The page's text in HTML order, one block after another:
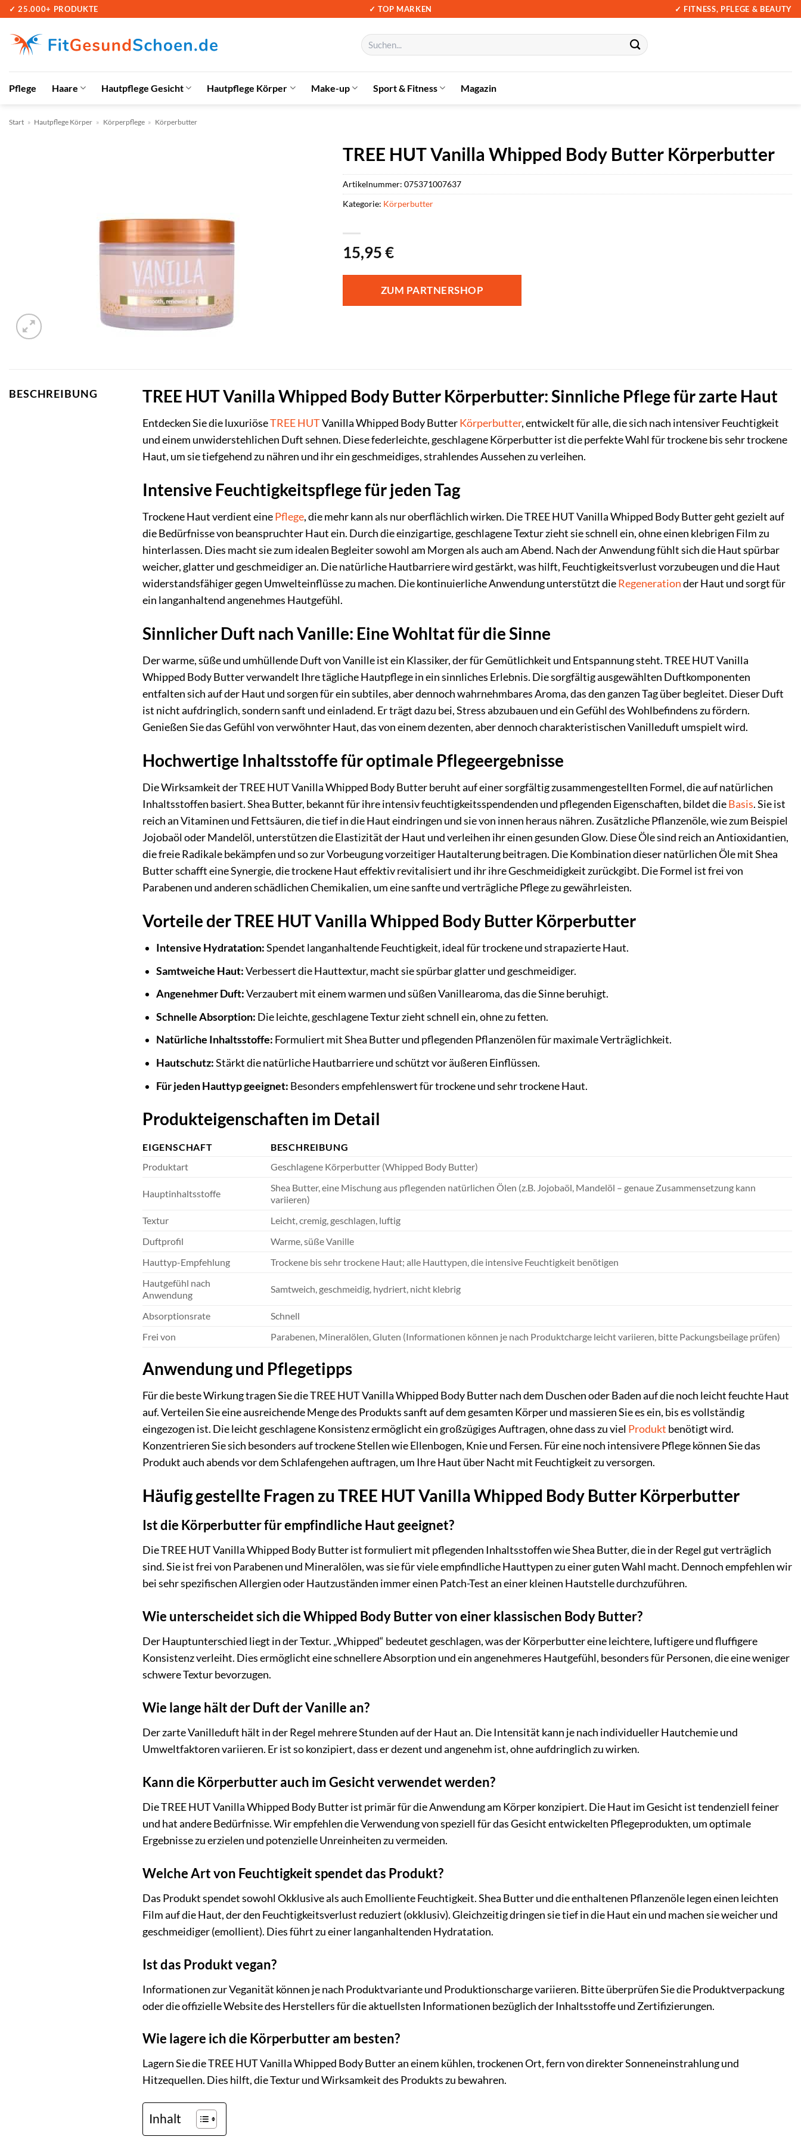
Zum
springen
✓ 25.000+ PRODUKTE ✓ TOP MARKEN ✓ FITNESS, PFLEGE & BEAUTY
Suchen
nach:
Pflege Haare Hautpflege Gesicht Hautpflege Körper Make-up Sport & Fitness Magazin
Start » Hautpflege Körper » Körperpflege » Körperbutter
TREE HUT Vanilla Whipped Body Butter Körperbutter
15,95€
ZUM PARTNERSHOP
Artikelnummer: 075371007637
Kategorie: Körperbutter
BESCHREIBUNG TREE HUT Vanilla Whipped Body Butter Körperbutter: Sinnliche Pflege für zarte Haut
Entdecken Sie die luxuriöseTREE HUTVanilla Whipped Body ButterKörperbutter, entwickelt für alle, die sich nach intensiver Feuchtigkeit
und einem unwiderstehlichen Duft sehnen. Diese federleichte, geschlagene Körperbutter ist die perfekte Wahl für trockene bis sehr trockene
Haut, um sie tiefgehend zu nähren und ihr ein geschmeidiges, strahlendes Aussehen zu verleihen.
Intensive Feuchtigkeitspflege für jeden Tag
Trockene Haut verdient einePflege, die mehr kann als nur oberflächlich wirken. Die TREE HUT Vanilla Whipped Body Butter geht gezielt auf
die Bedürfnisse von beanspruchter Haut ein. Durch die einzigartige, geschlagene Textur zieht sie schnell ein, ohne einen klebrigen Film zu
hinterlassen. Dies macht sie zum idealen Begleiter sowohl am Morgen als auch am Abend. Nach der Anwendung fühlt sich die Haut spürbar
weicher, glatter und geschmeidiger an. Die natürliche Hautbarriere wird gestärkt, was hilft, Feuchtigkeitsverlust vorzubeugen und die Haut
widerstandsfähiger gegen Umwelteinflüsse zu machen. Die kontinuierliche Anwendung unterstützt dieRegenerationder Haut und sorgt für
ein langanhaltend angenehmes Hautgefühl.
Sinnlicher Duft nach Vanille: Eine Wohltat für die Sinne
Der warme, süße und umhüllende Duft von Vanille ist ein Klassiker, der für Gemütlichkeit und Entspannung steht. TREE HUT Vanilla
Whipped Body Butter verwandelt Ihre tägliche Hautpflege in ein sinnliches Erlebnis. Die sorgfältig ausgewählten Duftkomponenten
entfalten sich auf der Haut und sorgen für ein subtiles, aber dennoch wahrnehmbares Aroma, das den ganzen Tag über begleitet. Dieser Duft
ist nicht aufdringlich, sondern sanft und einladend. Er trägt dazu bei, Stress abzubauen und ein Gefühl des Wohlbefindens zu fördern.
Genießen Sie das Gefühl von verwöhnter Haut, das von einem dezenten, aber dennoch charakteristischen Vanilleduft umspielt wird.
Hochwertige Inhaltsstoffe für optimale Pflegeergebnisse
Die Wirksamkeit der TREE HUT Vanilla Whipped Body Butter beruht auf einer sorgfältig zusammengestellten Formel, die auf natürlichen
Inhaltsstoffen basiert. Shea Butter, bekannt für ihre intensiv feuchtigkeitsspendenden und pflegenden Eigenschaften, bildet dieBasis. Sie ist
reich an Vitaminen und Fettsäuren, die tief in die Haut eindringen und sie von innen heraus nähren. Zusätzliche Pflanzenöle, wie zum Beispiel
Jojobaöl oder Mandelöl, unterstützen die Elastizität der Haut und verleihen ihr einen gesunden Glow. Diese Öle sind reich an Antioxidantien,
die freie Radikale bekämpfen und so zur Vorbeugung vorzeitiger Hautalterung beitragen. Die Kombination dieser natürlichen Öle mit Shea
Butter schafft eine Synergie, die trockene Haut effektiv revitalisiert und ihr ihre Geschmeidigkeit zurückgibt. Die Formel ist frei von
Parabenen und anderen schädlichen Chemikalien, um eine sanfte und verträgliche Pflege zu gewährleisten.
Vorteile der TREE HUT Vanilla Whipped Body Butter Körperbutter
Intensive Hydratation:Spendet langanhaltende Feuchtigkeit, ideal für trockene und strapazierte Haut.
Samtweiche Haut:Verbessert die Hauttextur, macht sie spürbar glatter und geschmeidiger.
Angenehmer Duft:Verzaubert mit einem warmen und süßen Vanillearoma, das die Sinne beruhigt.
Schnelle Absorption: Die leichte, geschlagene Textur zieht schnell ein, ohne zu fetten.
Natürliche Inhaltsstoffe: Formuliert mit Shea Butter und pflegenden Pflanzenölen für maximale Verträglichkeit.
Hautschutz:Stärkt die natürliche Hautbarriere und schützt vor äußeren Einflüssen.
Für jeden Hauttyp geeignet: Besonders empfehlenswert für trockene und sehr trockene Haut.
Produkteigenschaften im Detail
EIGENSCHAFT
BESCHREIBUNG
Produktart
Geschlagene Körperbutter (Whipped Body Butter)
Hauptinhaltsstoffe
Shea Butter, eine Mischung aus pflegenden natürlichen Ölen (z.B. Jojobaöl, Mandelöl – genaue Zusammensetzung kann
variieren)
Textur
Leicht, cremig, geschlagen, luftig
Duftprofil
Warme, süße Vanille
Hauttyp-Empfehlung
Trockene bis sehr trockene Haut; alle Hauttypen, die intensive Feuchtigkeit benötigen
Hautgefühl nach
Anwendung
Samtweich, geschmeidig, hydriert, nicht klebrig
Absorptionsrate
Schnell
Frei von
Parabenen, Mineralölen, Gluten (Informationen können je nach Produktcharge leicht variieren, bitte Packungsbeilage prüfen)
Anwendung und Pflegetipps
Für die beste Wirkung tragen Sie die TREE HUT Vanilla Whipped Body Butter nach dem Duschen oder Baden auf die noch leicht feuchte Haut
auf. Verteilen Sie eine ausreichende Menge des Produkts sanft auf dem gesamten Körper und massieren Sie es ein, bis es vollständig
eingezogen ist. Die leicht geschlagene Konsistenz ermöglicht ein großzügiges Auftragen, ohne dass zu viel Produkt benötigt wird.
Konzentrieren Sie sich besonders auf trockene Stellen wie Ellenbogen, Knie und Fersen. Für eine noch intensivere Pflege können Sie das
Produkt auch abends vor dem Schlafengehen auftragen, um Ihre Haut über Nacht mit Feuchtigkeit zu versorgen.
Häufig gestellte Fragen zu TREE HUT Vanilla Whipped Body Butter Körperbutter
Ist die Körperbutter für empfindliche Haut geeignet?
Die TREE HUT Vanilla Whipped Body Butter ist formuliert mit pflegenden Inhaltsstoffen wie Shea Butter, die in der Regel gut verträglich
sind. Sie ist frei von Parabenen und Mineralölen, was sie für viele empfindliche Hauttypen zu einer guten Wahl macht. Dennoch empfehlen wir
bei sehr spezifischen Allergien oder Hautzuständen immer einen Patch-Test an einer kleinen Hautstelle durchzuführen.
Wie unterscheidet sich die Whipped Body Butter von einer klassischen Body Butter?
Der Hauptunterschied liegt in der Textur. „Whipped“ bedeutet geschlagen, was der Körperbutter eine leichtere, luftigere und fluffigere
Konsistenz verleiht. Dies ermöglicht eine schnellere Absorption und ein angenehmeres Hautgefühl, besonders für Personen, die eine weniger
schwere Textur bevorzugen.
Wie lange hält der Duft der Vanille an?
Der zarte Vanilleduft hält in der Regel mehrere Stunden auf der Haut an. Die Intensität kann je nach individueller Hautchemie und
Umweltfaktoren variieren. Er ist so konzipiert, dass er dezent und angenehm ist, ohne aufdringlich zu wirken.
Kann die Körperbutter auch im Gesicht verwendet werden?
Die TREE HUT Vanilla Whipped Body Butter ist primär für die Anwendung am Körper konzipiert. Die Haut im Gesicht ist tendenziell feiner
und hat andere Bedürfnisse. Wir empfehlen die Verwendung von speziell für das Gesicht entwickelten Pflegeprodukten, um optimale
Ergebnisse zu erzielen und potenzielle Unreinheiten zu vermeiden.
Welche Art von Feuchtigkeit spendet das Produkt?
Das Produkt spendet sowohl Okklusive als auch Emolliente Feuchtigkeit. Shea Butter und die enthaltenen Pflanzenöle legen einen leichten
Film auf die Haut, der den Feuchtigkeitsverlust reduziert (okklusiv). Gleichzeitig dringen sie tief in die Haut ein und machen sie weicher und
geschmeidiger (emollient). Dies führt zu einer langanhaltenden Hydratation.
Ist das Produkt vegan?
Informationen zur Veganität können je nach Produktvariante und Produktionscharge variieren. Bitte überprüfen Sie die Produktverpackung
oder die offizielle Website des Herstellers für die aktuellsten Informationen bezüglich der Inhaltsstoffe und Zertifizierungen.
Wie lagere ich die Körperbutter am besten?
Lagern Sie die TREE HUT Vanilla Whipped Body Butter an einem kühlen, trockenen Ort, fern von direkter Sonneneinstrahlung und
Hitzequellen. Dies hilft, die Textur und Wirksamkeit des Produkts zu bewahren.
Inhalt